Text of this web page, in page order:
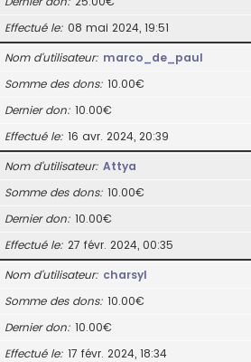
Effectué le 08 mai 2024, 19:51
Nom d’utilisateur marco_de_paul
Somme des dons 10.00€
Dernier don 10.00€
Effectué le 16 avr. 2024, 20:39
Nom d’utilisateur Attya
Somme des dons 10.00€
Dernier don 10.00€
Effectué le 27 févr. 2024, 00:35
Nom d’utilisateur charsyl
Somme des dons 10.00€
Dernier don 10.00€
Effectué le 17 févr. 2024, 18:34